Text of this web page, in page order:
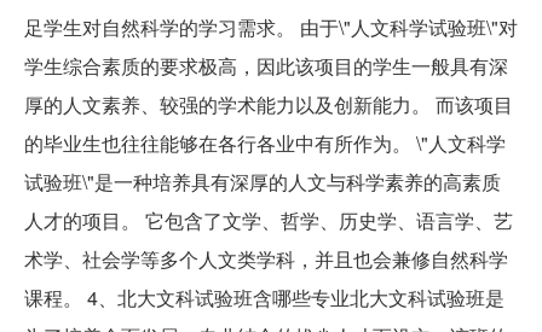
足学生对自然科学的学习需求。 由于\"人文科学试验班\"对
学生综合素质的要求极高，因此该项目的学生一般具有深
厚的人文素养、较强的学术能力以及创新能力。 而该项目
的毕业生也往往能够在各行各业中有所作为。 \"人文科学
试验班\"是一种培养具有深厚的人文与科学素养的高素质
人才的项目。 它包含了文学、哲学、历史学、语言学、艺
术学、社会学等多个人文类学科，并且也会兼修自然科学
课程。 4、北大文科试验班含哪些专业北大文科试验班是